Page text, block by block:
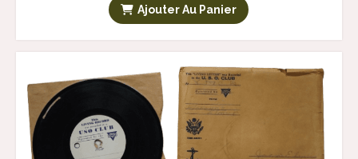
Ajouter Au Panier